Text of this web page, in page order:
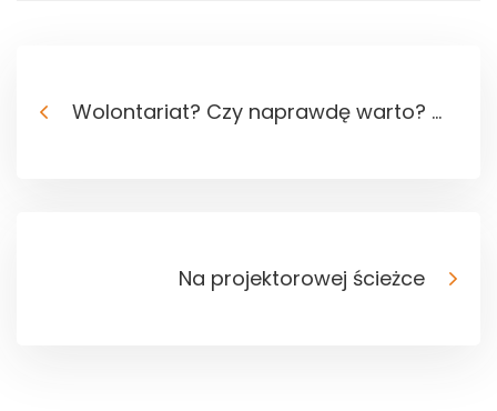
Wolontariat? Czy naprawdę warto? …
Na projektorowej ścieżce